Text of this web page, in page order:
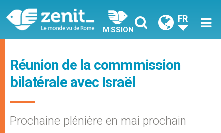
MISSION
FR
Réunion de la commmission
bilatérale avec Israël
Prochaine plénière en mai prochain